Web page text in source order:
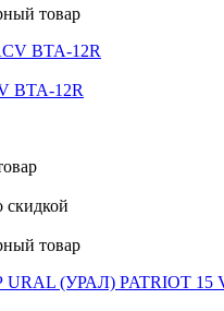
товар
BTA-12R
скидкой
товар